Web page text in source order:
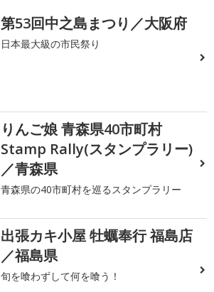
第53回中之島まつり／大阪府
日本最大級の市民祭り
りんご娘 青森県40市町村
Stamp Rally(スタンプラリー)
／青森県
青森県の40市町村を巡るスタンプラリー
出張カキ小屋 牡蠣奉行 福島店
／福島県
旬を喰わずして何を喰う！